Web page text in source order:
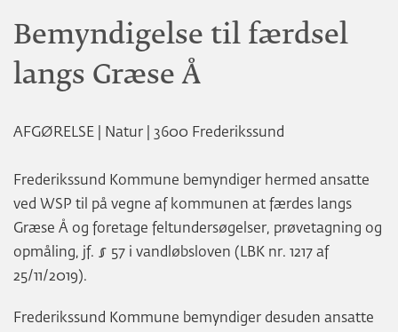
Bemyndigelse til færdsel
langs Græse Å
AFGØRELSE | Natur | 3600 Frederikssund
Frederikssund Kommune bemyndiger hermed ansatte
ved WSP til på vegne af kommunen at færdes langs
Græse Å og foretage feltundersøgelser, prøvetagning og
opmåling, jf. § 57 i vandløbsloven (LBK nr. 1217 af
25/11/2019).
Frederikssund Kommune bemyndiger desuden ansatte